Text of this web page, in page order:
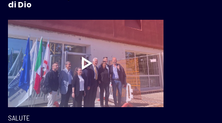
di Dio
SALUTE